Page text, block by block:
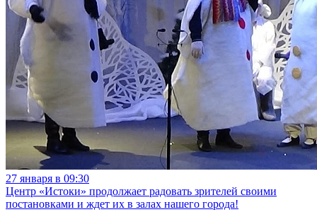
27 января в 09:30
Центр «Истоки» продолжает радовать зрителей своими
постановками и ждет их в залах нашего города!